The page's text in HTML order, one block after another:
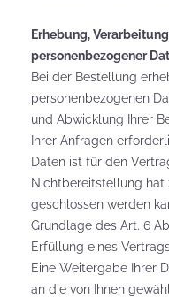
Erhebung,
personenbezogener
Bei der Bestellung
personenbezogenen
und Abwicklung Ihrer
Ihrer Anfragen
Daten ist für den
Nichtbereitstellung hat
geschlossen werden
Grundlage des Art. 6
Erfüllung eines
Eine Weitergabe Ihrer
an die von Ihnen